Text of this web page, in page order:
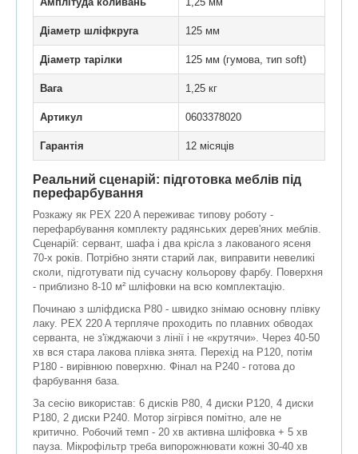
Діаметр шліфкруга 125 мм
Діаметр тарілки 125 мм (гумова, тип soft)
Вага 1,25 кг
Артикул 0603378020
Гарантія 12 місяців
Реальний сценарій: підготовка меблів під
перефарбування
Розкажу як PEX 220 A переживає типову роботу -
перефарбування комплекту радянських дерев'яних меблів.
Сценарій: сервант, шафа і два крісла з лакованого ясеня
70-х років. Потрібно зняти старий лак, виправити невеликі
сколи, підготувати під сучасну кольорову фарбу. Поверхня
- приблизно 8-10 м² шліфовки на всю комплектацію.
Починаю з шліфдиска P80 - швидко знімаю основну плівку
лаку. PEX 220 A терпляче проходить по плавних обводах
серванта, не з'їжджаючи з лінії і не «крутячи». Через 40-50
хв вся стара лакова плівка знята. Перехід на P120, потім
P180 - вирівнюю поверхню. Фінал на P240 - готова до
фарбування база.
За сесію використав: 6 дисків P80, 4 диски P120, 4 диски
P180, 2 диски P240. Мотор зігрівся помітно, але не
критично. Робочий темп - 20 хв активна шліфовка + 5 хв
пауза. Мікрофільтр треба випорожнювати кожні 30-40 хв